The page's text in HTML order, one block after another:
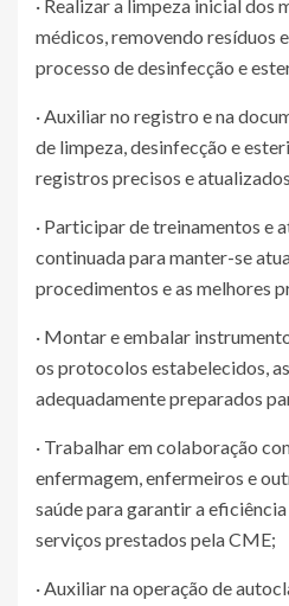
· Realizar a limpeza inicial dos
médicos, removendo resíduos
processo de desinfecção e
· Auxiliar no registro e na
de limpeza, desinfecção e
registros precisos e
· Participar de treinamentos e
continuada para manter-se
procedimentos e as melhores
· Montar e embalar
os protocolos estabelecidos,
adequadamente preparados
· Trabalhar em colaboração
enfermagem, enfermeiros e
saúde para garantir a
serviços prestados pela CME;
· Auxiliar na operação de